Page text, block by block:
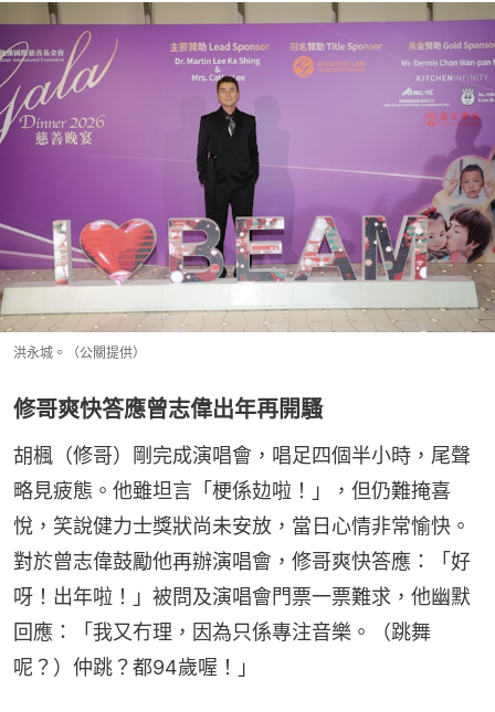
洪永城。（公關提供）
修哥爽快答應曾志偉出年再開騷
胡楓（修哥）剛完成演唱會，唱足四個半小時，尾聲
略見疲態。他雖坦言「梗係攰啦！」，但仍難掩喜
悅，笑說健力士獎狀尚未安放，當日心情非常愉快。
對於曾志偉鼓勵他再辦演唱會，修哥爽快答應：「好
呀！出年啦！」被問及演唱會門票一票難求，他幽默
回應：「我又冇理，因為只係專注音樂。（跳舞
呢？）仲跳？都94歲喔！」